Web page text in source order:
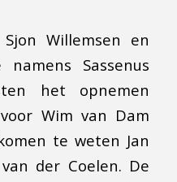
Willemsen en
Sassenus
het opnemen
Wim van Dam
te weten Jan
der Coelen. De